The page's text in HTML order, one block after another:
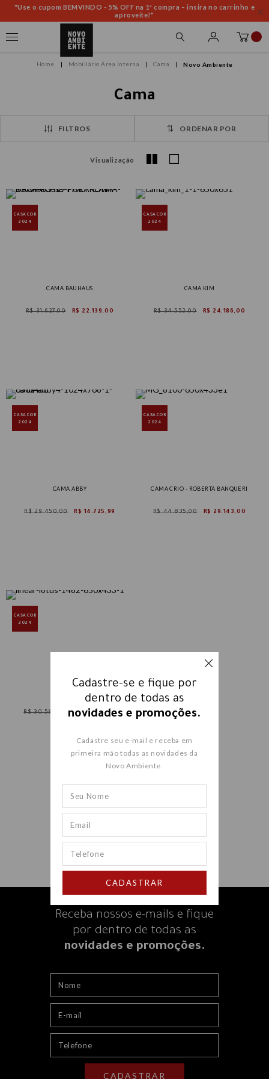
"Use o cupom BEMVINDO - 5% OFF na 1ª compra – insira no carrinho e
aproveite!"
Mobiliário Área Interna Cama Novo Ambiente
Cama
FILTROS ORDENAR POR
Visualização
CAMA BAUHAUS
R$ 31.627,00 R$ 22.139,00
CASACOR
2024
CAMA KIM
R$ 34.552,00 R$ 24.186,00
CASACOR
2024
CAMA ABBY
R$ 29.450,00 R$ 14.725,99
CASACOR
2024
CAMA CRIO - ROBERTA BANQUERI
R$ 44.835,00 R$ 29.143,00
CASACOR
2024
R$ 30.580,00 R$ 18.378,00
CASACOR
2024
Receba nossos e-mails e fique
por dentro de todas as
novidades e promoções.
CADASTRAR
Cadastre-se e fique por
dentro de todas as
novidades e promoções.
Cadastre seu e-mail e receba em
primeira mão todas as novidades da
Novo Ambiente.
CADASTRAR